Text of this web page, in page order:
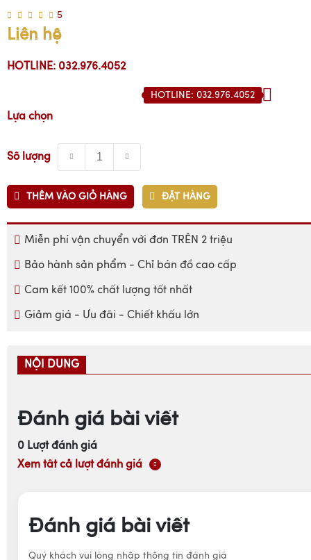
5
Liên hệ
HOTLINE: 032.976.4052
HOTLINE: 032.976.4052
Lựa chọn
Số lượng
THÊM VÀO GIỎ HÀNG ĐẶT HÀNG
Miễn phí vận chuyển với đơn TRÊN 2 triệu
Bảo hành sản phẩm - Chỉ bán đồ cao cấp
Cam kết 100% chất lượng tốt nhất
Giảm giá - Ưu đãi - Chiết khấu lớn
NỘI DUNG
Đánh giá bài viết
0 Lượt đánh giá
Xem tất cả lượt đánh giá
Đánh giá bài viết
Quý khách vui lòng nhập thông tin đánh giá